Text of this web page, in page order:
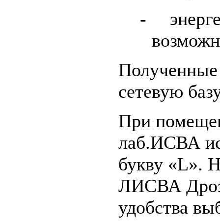
-
сетевую
При
лаб.ИСВА
букву «L».
ЛИСВА
удобства